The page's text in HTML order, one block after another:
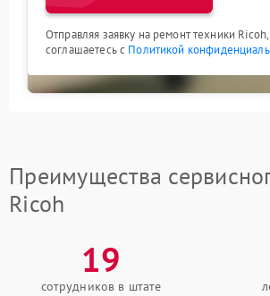
Отправляя заявку на ремонт техники
соглашаетесь с Политикой
Преимущества
Ricoh
19
сотрудников в штате